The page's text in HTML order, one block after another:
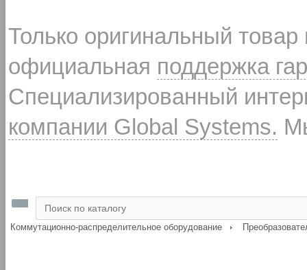
Только оригинальный
официальная поддержка
Специализированный
компании Global Systems.
Коммутационно-распределительное оборудование